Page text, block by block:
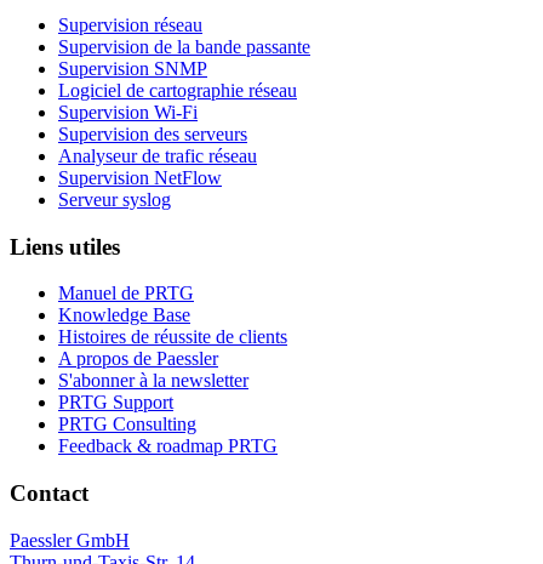
Supervision réseau
Supervision de la bande passante
Supervision SNMP
Logiciel de cartographie réseau
Supervision Wi-Fi
Supervision des serveurs
Analyseur de trafic réseau
Supervision NetFlow
Serveur syslog
Liens utiles
Manuel de PRTG
Knowledge Base
Histoires de réussite de clients
A propos de Paessler
S'abonner à la newsletter
PRTG Support
PRTG Consulting
Feedback & roadmap PRTG
Contact
Paessler GmbH